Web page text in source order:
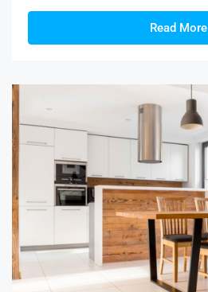
Read More